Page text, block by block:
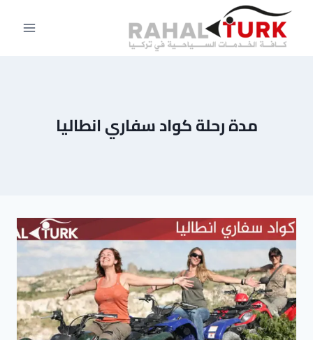
التجاوز
المحتوى
مدة رحلة كواد سفاري انطاليا